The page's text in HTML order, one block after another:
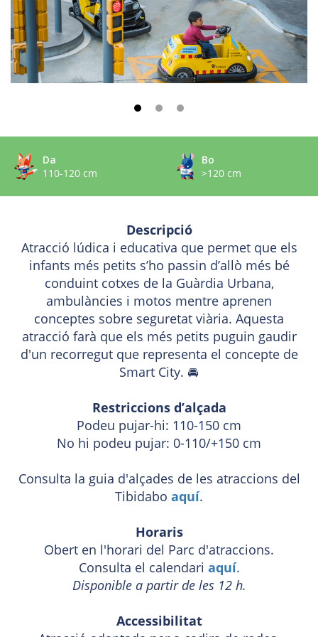
Da
110-120 cm
Bo
>120 cm
Descripció
Atracció lúdica i educativa que permet que els
infants més petits s’ho passin d’allò més bé
conduint cotxes de la Guàrdia Urbana,
ambulàncies i motos mentre aprenen
conceptes sobre seguretat viària. Aquesta
atracció farà que els més petits puguin gaudir
d'un recorregut que representa el concepte de
Smart City. 🚘
Restriccions d’alçada
Podeu pujar-hi: 110-150 cm
No hi podeu pujar: 0-110/+150 cm
Consulta la guia d'alçades de les atraccions del
Tibidabo aquí.
Horaris
Obert en l'horari del Parc d'atraccions.
Consulta el calendari aquí.
Disponible a partir de les 12 h.
Accessibilitat